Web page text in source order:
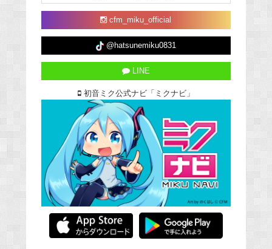
cfm_miku_official
@hatsunemiku0831
LINE
初音ミク公式ナビ「ミクナビ」